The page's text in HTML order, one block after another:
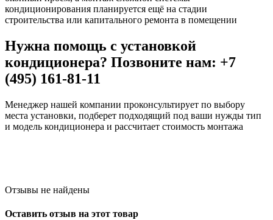
кондиционирования планируется ещё на стадии
строительства или капитального ремонта в помещении
Нужна помощь с установкой
кондиционера? Позвоните нам: +7
(495) 161-81-11
Менеджер нашей компании проконсультирует по выбору
места установки, подберет подходящий под ваши нужды тип
и модель кондиционера и рассчитает стоимость монтажа
Отзывы не найдены
Оставить отзыв на этот товар